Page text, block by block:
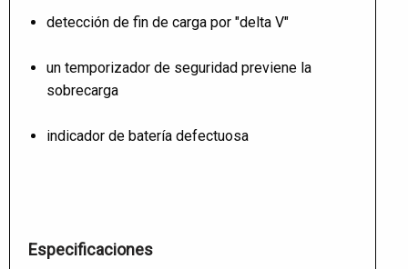
detección de fin de carga por "delta V"
un temporizador de seguridad previene la
sobrecarga
indicador de batería defectuosa
Especificaciones